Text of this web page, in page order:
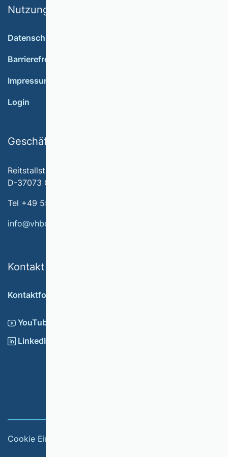
Nutzungsbedingungen
Datenschutz
Barrierefreiheit
Impressum
Login
Geschäftsstelle
Reitstallstr. 7
D-37073 Göttingen
Tel +49 551 79778-566
info@vhbonline.org
Kontakt
Kontaktformular
YouTube
LinkedIn
Cookie Einstellungen